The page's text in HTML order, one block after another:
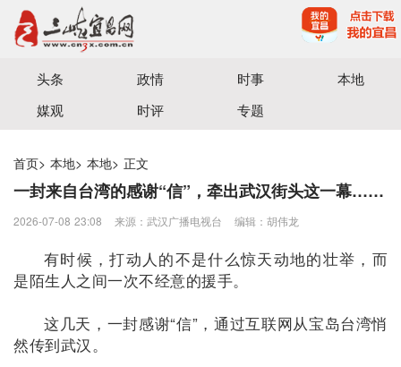
宜昌三峡融媒体中心主办
头条 政情 时事
本地
媒观
时评 专题
首页> 本地> 本地> 正文
一封来自台湾的感谢“信”，牵出武汉街头这一幕……
2026-07-08 23:08 来源：武汉广播电视台 编辑：胡伟龙
有时候，打动人的不是什么惊天动地的壮举，而
是陌生人之间一次不经意的援手。
这几天，一封感谢“信”，通过互联网从宝岛台湾悄
然传到武汉。